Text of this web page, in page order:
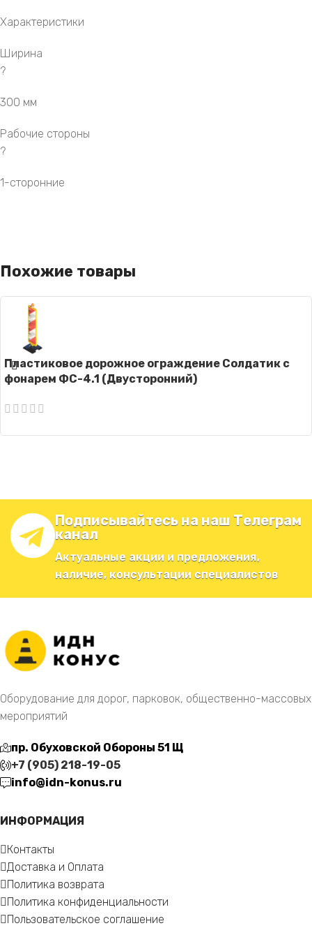
Характеристики
Ширина
?
300 мм
Рабочие стороны
?
1-сторонние
Похожие товары
Пластиковое дорожное ограждение Солдатик с
фонарем ФС-4.1 (Двусторонний)
Подписывайтесь на наш Телеграм
канал
Актуальные акции и предложения,
наличие, консультации специалистов
Оборудование для дорог, парковок, общественно-массовых
мероприятий
пр. Обуховской Обороны 51 Щ
+7 (905) 218-19-05
info@idn-konus.ru
ИНФОРМАЦИЯ
Контакты
Доставка и Оплата
Политика возврата
Политика конфиденциальности
Пользовательское соглашение